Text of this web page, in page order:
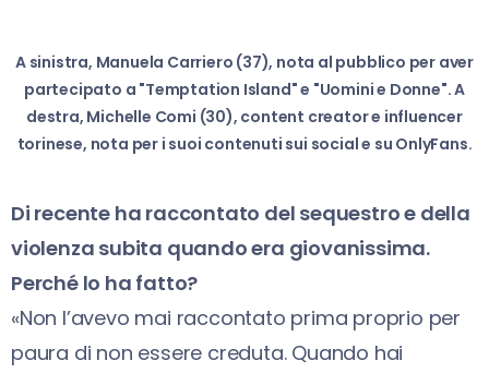
A sinistra, Manuela Carriero (37), nota al pubblico per aver
partecipato a "Temptation Island" e "Uomini e Donne". A
destra, Michelle Comi (30), content creator e influencer
torinese, nota per i suoi contenuti sui social e su OnlyFans.
Di recente ha raccontato del sequestro e della
violenza subita quando era giovanissima.
Perché lo ha fatto?
«Non l’avevo mai raccontato prima proprio per
paura di non essere creduta. Quando hai